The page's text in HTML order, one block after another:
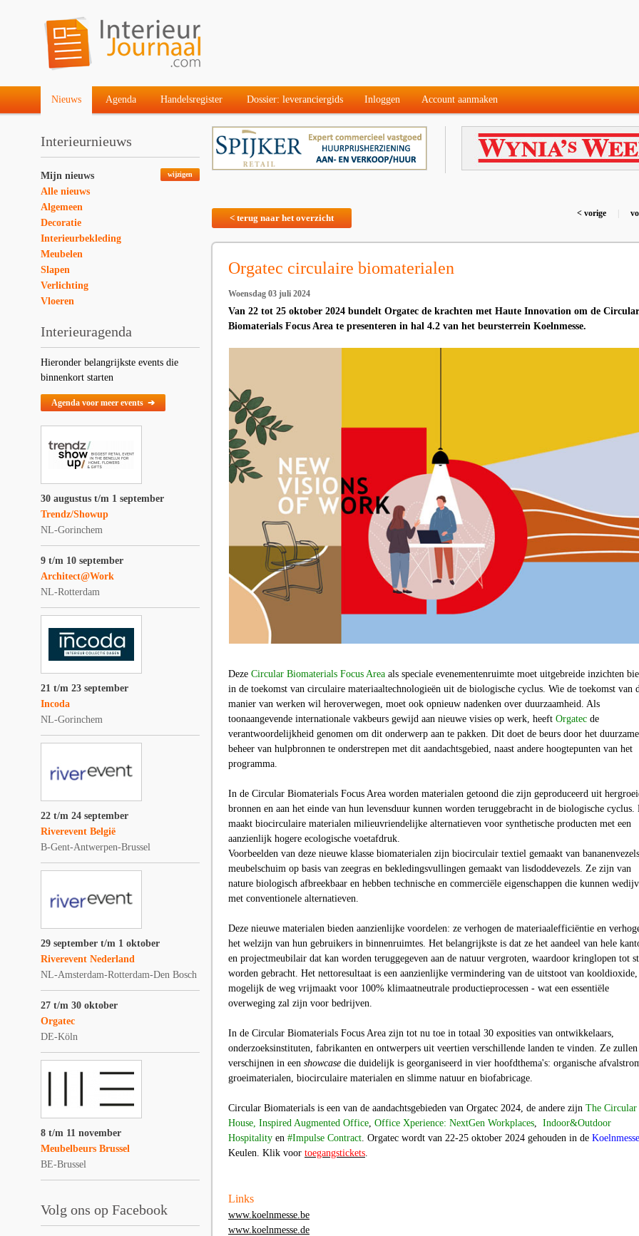
Nieuws Agenda Handelsregister Dossier: leveranciergids Inloggen Account aanmaken
Interieurnieuws
wijzigen
Mijn nieuws
Alle nieuws
Algemeen
Decoratie
Interieurbekleding
Meubelen
Slapen
Verlichting
Vloeren
Interieuragenda
Hieronder belangrijkste events die
binnenkort starten
Agenda voor meer events ➔
30 augustus t/m 1 september
Trendz/Showup
NL-Gorinchem
9 t/m 10 september
Architect@Work
NL-Rotterdam
21 t/m 23 september
Incoda
NL-Gorinchem
22 t/m 24 september
Riverevent België
B-Gent-Antwerpen-Brussel
29 september t/m 1 oktober
Riverevent Nederland
NL-Amsterdam-Rotterdam-Den Bosch
27 t/m 30 oktober
Orgatec
DE-Köln
8 t/m 11 november
Meubelbeurs Brussel
BE-Brussel
Volg ons op Facebook
< terug naar het overzicht < vorige
Orgatec circulaire biomaterialen
Woensdag 03 juli 2024
Van 22 tot 25 oktober 2024 bundelt Orgatec de krachten met Haute Innovation om de Circular
Biomaterials Focus Area te presenteren in hal 4.2 van het beursterrein Koelnmesse.
Deze Circular Biomaterials Focus Area als speciale evenementenruimte moet uitgebreide inzichten
in de toekomst van circulaire materiaaltechnologieën uit de biologische cyclus. Wie de toekomst van
manier van werken wil heroverwegen, moet ook opnieuw nadenken over duurzaamheid. Als
toonaangevende internationale vakbeurs gewijd aan nieuwe visies op werk, heeft Orgatec de
verantwoordelijkheid genomen om dit onderwerp aan te pakken. Dit doet de beurs door het duurzame
beheer van hulpbronnen te onderstrepen met dit aandachtsgebied, naast andere hoogtepunten van het
programma.
In de Circular Biomaterials Focus Area worden materialen getoond die zijn geproduceerd uit
bronnen en aan het einde van hun levensduur kunnen worden teruggebracht in de biologische cyclus.
maakt biocirculaire materialen milieuvriendelijke alternatieven voor synthetische producten met een
aanzienlijk hogere ecologische voetafdruk.
Voorbeelden van deze nieuwe klasse biomaterialen zijn biocirculair textiel gemaakt van
meubelschuim op basis van zeegras en bekledingsvullingen gemaakt van lisdoddevezels. Ze zijn van
nature biologisch afbreekbaar en hebben technische en commerciële eigenschappen die kunnen
met conventionele alternatieven.
Deze nieuwe materialen bieden aanzienlijke voordelen: ze verhogen de materiaalefficiëntie en
het welzijn van hun gebruikers in binnenruimtes. Het belangrijkste is dat ze het aandeel van hele
en projectmeubilair dat kan worden teruggegeven aan de natuur vergroten, waardoor kringlopen tot
worden gebracht. Het nettoresultaat is een aanzienlijke vermindering van de uitstoot van
mogelijk de weg vrijmaakt voor 100% klimaatneutrale productieprocessen - wat een essentiële
overweging zal zijn voor bedrijven.
In de Circular Biomaterials Focus Area zijn tot nu toe in totaal 30 exposities van ontwikkelaars,
onderzoeksinstituten, fabrikanten en ontwerpers uit veertien verschillende landen te vinden. Ze zullen
verschijnen in een showcase die duidelijk is georganiseerd in vier hoofdthema's: organische
groeimaterialen, biocirculaire materialen en slimme natuur en biofabricage.
Circular Biomaterials is een van de aandachtsgebieden van Orgatec 2024, de andere zijn The Circular
House, Inspired Augmented Office, Office Xperience: NextGen Workplaces, Indoor&Outdoor
Hospitality en #Impulse Contract. Orgatec wordt van 22-25 oktober 2024 gehouden in de Koelnmesse
Keulen. Klik voor toegangstickets.
Links
www.koelnmesse.be
www.koelnmesse.de